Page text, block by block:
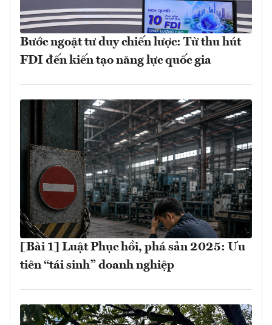
Bước ngoặt tư duy chiến lược: Từ thu hút
FDI đến kiến tạo năng lực quốc gia
[Bài 1] Luật Phục hồi, phá sản 2025: Ưu
tiên “tái sinh” doanh nghiệp